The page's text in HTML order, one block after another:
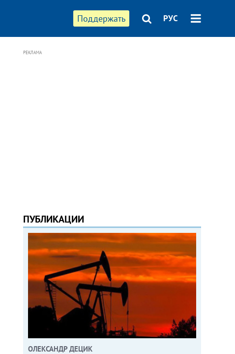
Поддержать РУС
РЕКЛАМА
ПУБЛИКАЦИИ
ОЛЕКСАНДР ДЕЦИК